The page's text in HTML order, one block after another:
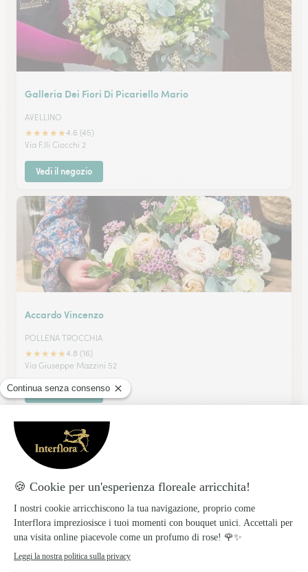
Galleria Dei Fiori Di Picariello Mario
AVELLINO
★★★★★4.6 (45)
Via F.lli Ciocchi 2
Vedi il negozio
Accardo Vincenzo
POLLENA TROCCHIA
★★★★★4.8 (16)
Via Giuseppe Mazzini 52
Vedi il negozio
L’Arte Dei Fiori A. Cesarano & C. Snc
CASTEL SAN GIORGIO